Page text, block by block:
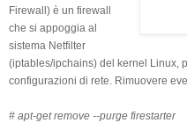
Firewall) è un firewall
che si appoggia al
sistema Netfilter
(iptables/ipchains) del kernel Linux,
configurazioni di rete. Rimuovere
# apt-get remove --purge firestarter